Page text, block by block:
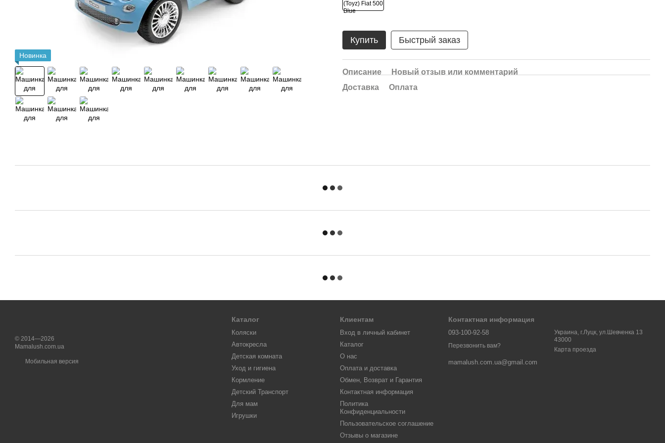
Новинка
Купить Быстрый заказ
Описание
Новый отзыв или комментарий
Доставка
Оплата
© 2014—2026
Mamalush.com.ua
Мобильная версия
Каталог
Коляски
Автокресла
Детская комната
Уход и гигиена
Кормление
Детский Транспорт
Для мам
Игрушки
Клиентам
Вход в личный кабинет
Каталог
О нас
Оплата и доставка
Обмен, Возврат и Гарантия
Контактная информация
Политика
Конфиденциальности
Пользовательское соглашение
Отзывы о магазине
Контактная информация
093-100-92-58
Перезвонить вам?
mamalush.com.ua@gmail.com
Украина, г.Луцк, ул.Шевченка 13
43000
Карта проезда